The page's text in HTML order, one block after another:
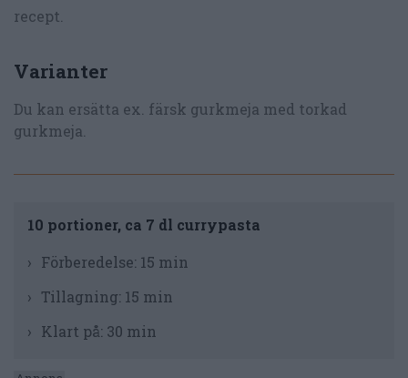
recept.
Varianter
Du kan ersätta ex. färsk gurkmeja med torkad
gurkmeja.
10 portioner, ca 7 dl currypasta
Förberedelse: 15 min
Tillagning: 15 min
Klart på: 30 min